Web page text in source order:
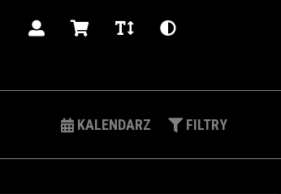
KALENDARZ FILTRY